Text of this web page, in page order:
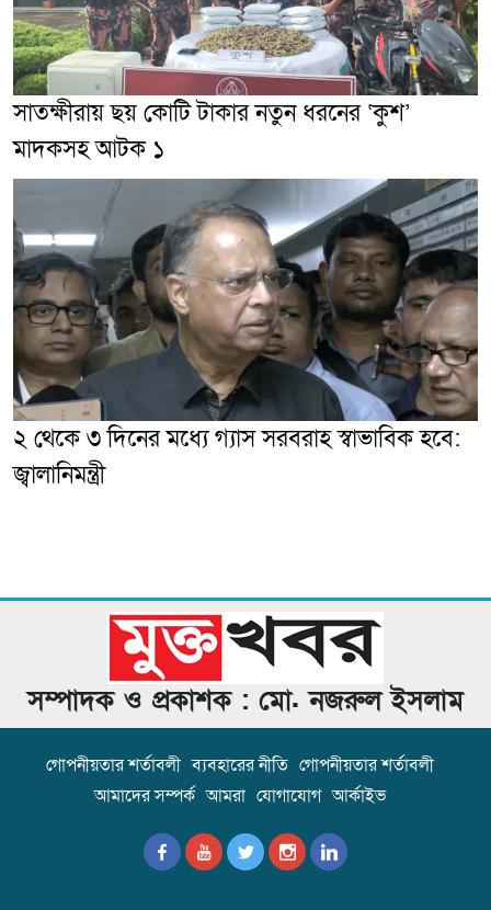
সাতক্ষীরায় ছয় কোটি টাকার নতুন ধরনের ‘কুশ’
মাদকসহ আটক ১
২ থেকে ৩ দিনের মধ্যে গ্যাস সরবরাহ স্বাভাবিক হবে:
জ্বালানিমন্ত্রী
সম্পাদক ও প্রকাশক : মো. নজরুল ইসলাম
গোপনীয়তার শর্তাবলী ব্যবহারের নীতি গোপনীয়তার শর্তাবলী
আমাদের সম্পর্ক আমরা যোগাযোগ আর্কাইভ